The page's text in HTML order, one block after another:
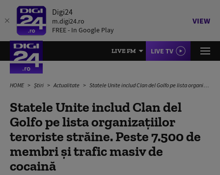
Digi24
m.digi24.ro
FREE - In Google Play
VIEW
LIVE FM LIVE TV
HOME Știri Actualitate Statele Unite includ Clan del Golfo pe lista organizațiilor teroriste străine. Peste 7.500 de membri și trafic masiv de cocaină
Statele Unite includ Clan del
Golfo pe lista organizațiilor
teroriste străine. Peste 7.500 de
membri și trafic masiv de
cocaină